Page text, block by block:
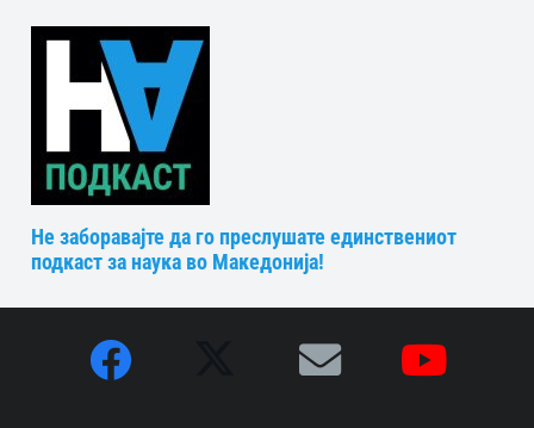
Не заборавајте да го преслушате единствениот
подкаст за наука во Македонија!